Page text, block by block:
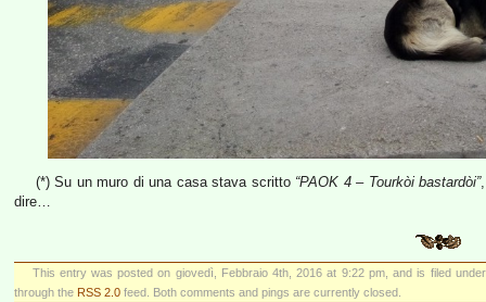
(*) Su un muro di una casa stava scritto “PAOK 4 – Tourkòi bastardòi”
dire…
This entry was posted on giovedì, Febbraio 4th, 2016 at 9:22 pm, and is filed
through the RSS 2.0 feed. Both comments and pings are currently closed.